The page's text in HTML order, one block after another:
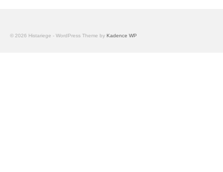
© 2026 Histariege - WordPress Theme by Kadence WP